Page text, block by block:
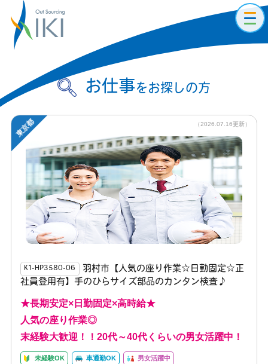
お仕事をお探しの方
K1-HP3580-06
羽村市【人気の座り作業☆日勤固定☆正
社員登用有】手のひらサイズ部品のカンタン検査♪
★長期安定×日勤固定×高時給★
人気の座り作業◎
末経験大歓迎！！20代～40代くらいの男女活躍中！
未経験OK 車通勤OK 男女活躍中
（2026.07.16更新）
東京都